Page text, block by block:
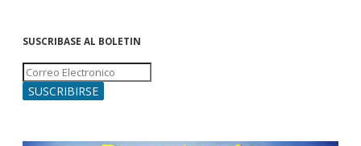
SUSCRIBASE AL BOLETIN